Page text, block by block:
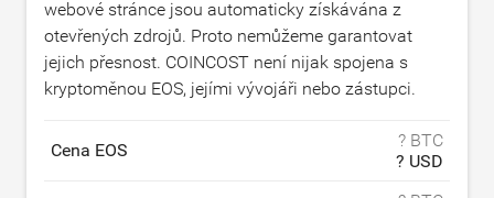
webové stránce jsou automaticky získávána z
otevřených zdrojů. Proto nemůžeme garantovat
jejich přesnost. COINCOST není nijak spojena s
kryptoměnou EOS, jejími vývojáři nebo zástupci.
Cena EOS
? BTC
? USD